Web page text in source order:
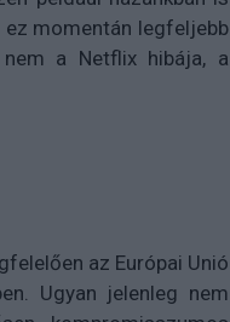
ez momentán legfeljebb
a Netflix hibája, a
az Európai Unió
Ugyan jelenleg nem